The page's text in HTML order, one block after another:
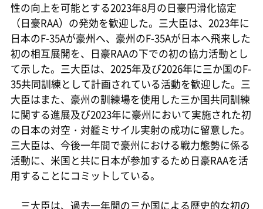
性の向上を可能とする2023年8月の日豪円滑化協定
（日豪RAA）の発効を歓迎した。三大臣は、2023年に
日本のF-35Aが豪州へ、豪州のF-35Aが日本へ飛来した
初の相互展開を、日豪RAAの下での初の協力活動とし
て示した。三大臣は、2025年及び2026年に三か国のF-
35共同訓練として計画されている活動を歓迎した。三
大臣はまた、豪州の訓練場を使用した三か国共同訓練
に関する進展及び2023年に豪州において実施された初
の日本の対空・対艦ミサイル実射の成功に留意した。
三大臣は、今後一年間で豪州における戦力態勢に係る
活動に、米国と共に日本が参加するため日豪RAAを活
用することにコミットしている。
三大臣は、過去一年間の三か国による歴史的な初の